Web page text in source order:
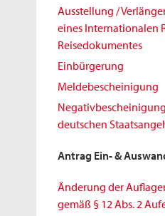
Ausstellung /
eines Internationalen
Reisedokumentes
Einbürgerung
Meldebescheinigung
deutschen
Antrag Ein- &
Änderung der
gemäß § 12 Abs. 2